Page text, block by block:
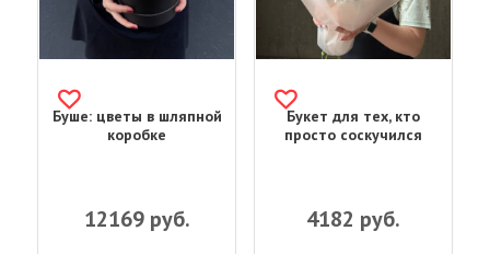
Буше: цветы в шляпной
коробке
12169руб.
Букет для тех, кто
просто соскучился
4182 руб.